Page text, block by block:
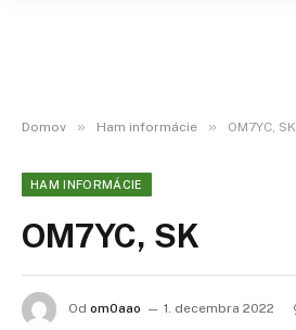
Domov » Ham informácie » OM7YC, SK
HAM INFORMÁCIE
OM7YC, SK
Od om0aao 1. decembra 2022